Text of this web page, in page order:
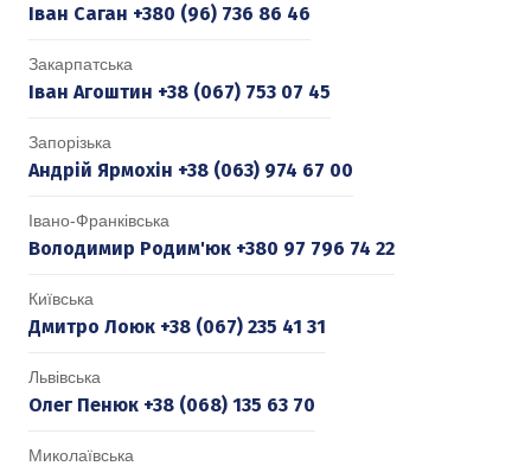
Іван Саган +380 (96) 736 86 46
Закарпатська
Іван Агоштин +38 (067) 753 07 45
Запорізька
Андрій Ярмохін +38 (063) 974 67 00
Івано-Франківська
Володимир Родим'юк +380 97 796 74 22
Київська
Дмитро Лоюк +38 (067) 235 41 31
Львівська
Олег Пенюк +38 (068) 135 63 70
Миколаївська